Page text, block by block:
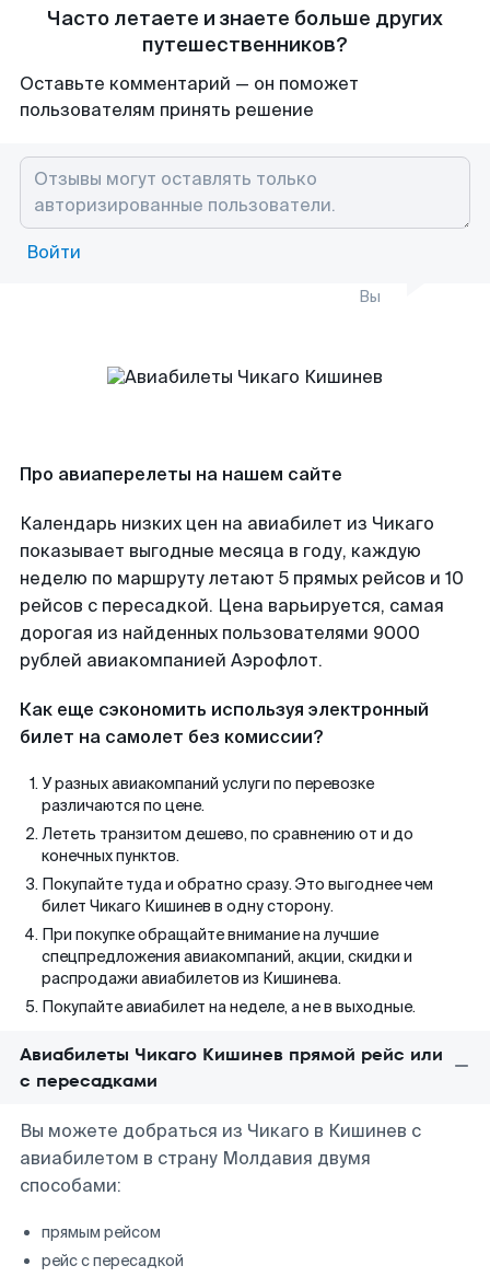
Часто летаете и знаете больше других
путешественников?
Оставьте комментарий — он поможет
пользователям принять решение
Войти
Вы
Про авиаперелеты на нашем сайте
Календарь низких цен на авиабилет из Чикаго
показывает выгодные месяца в году, каждую
неделю по маршруту летают 5 прямых рейсов и 10
рейсов с пересадкой. Цена варьируется, самая
дорогая из найденных пользователями 9000
рублей авиакомпанией Аэрофлот.
Как еще сэкономить используя электронный
билет на самолет без комиссии?
У разных авиакомпаний услуги по перевозке
различаются по цене.
Лететь транзитом дешево, по сравнению от и до
конечных пунктов.
Покупайте туда и обратно сразу. Это выгоднее чем
билет Чикаго Кишинев в одну сторону.
При покупке обращайте внимание на лучшие
спецпредложения авиакомпаний, акции, скидки и
распродажи авиабилетов из Кишинева.
Покупайте авиабилет на неделе, а не в выходные.
Авиабилеты Чикаго Кишинев прямой рейс или
с пересадками
Вы можете добраться из Чикаго в Кишинев с
авиабилетом в страну Молдавия двумя
способами:
прямым рейсом
рейс с пересадкой